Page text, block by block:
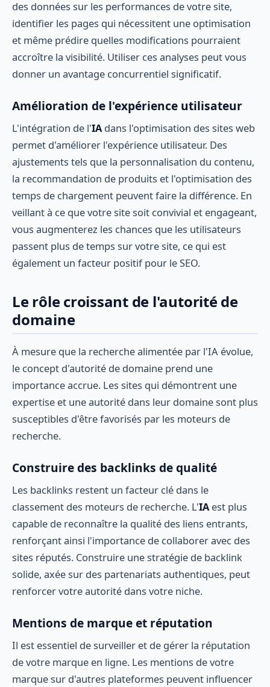
des données sur les performances de votre site,
identifier les pages qui nécessitent une optimisation
et même prédire quelles modifications pourraient
accroître la visibilité. Utiliser ces analyses peut vous
donner un avantage concurrentiel significatif.
Amélioration de l'expérience utilisateur
L'intégration de l'IAdans l'optimisation des sites web
permet d'améliorer l'expérience utilisateur. Des
ajustements tels que la personnalisation du contenu,
la recommandation de produits et l'optimisation des
temps de chargement peuvent faire la différence. En
veillant à ce que votre site soit convivial et engageant,
vous augmenterez les chances que les utilisateurs
passent plus de temps sur votre site, ce qui est
également un facteur positif pour le SEO.
Le rôle croissant de l'autorité de
domaine
À mesure que la recherche alimentée par l'IA évolue,
le concept d'autorité de domaine prend une
importance accrue. Les sites qui démontrent une
expertise et une autorité dans leur domaine sont plus
susceptibles d'être favorisés par les moteurs de
recherche.
Construire des backlinks de qualité
Les backlinks restent un facteur clé dans le
classement des moteurs de recherche. L'IAest plus
capable de reconnaître la qualité des liens entrants,
renforçant ainsi l'importance de collaborer avec des
sites réputés. Construire une stratégie de backlink
solide, axée sur des partenariats authentiques, peut
renforcer votre autorité dans votre niche.
Mentions de marque et réputation
Il est essentiel de surveiller et de gérer la réputation
de votre marque en ligne. Les mentions de votre
marque sur d'autres plateformes peuvent influencer